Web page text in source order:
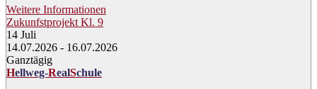
Weitere Informationen
Zukunfstprojekt Kl. 9
14 Juli
14.07.2026 - 16.07.2026
Ganztägig
Hellweg-RealSchule